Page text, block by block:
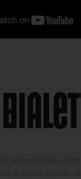
é especialidada com
e com a Bialetti